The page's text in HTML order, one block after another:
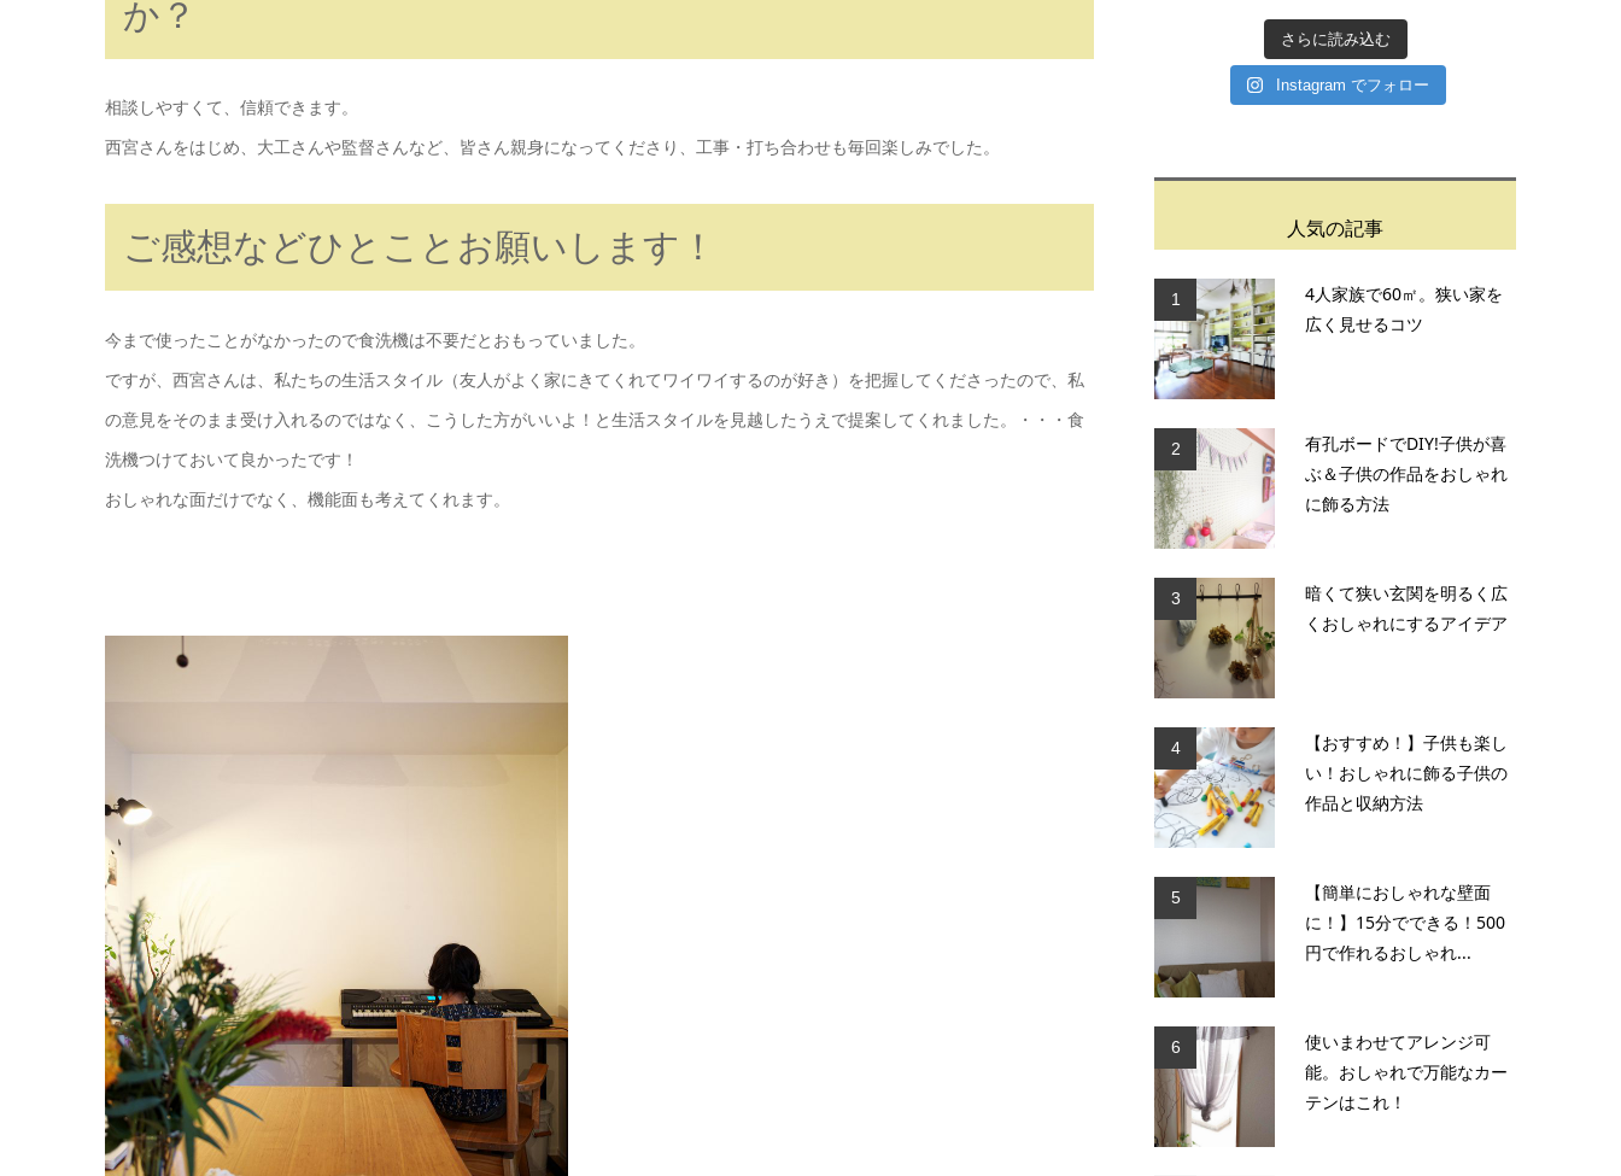
か？
相談しやすくて、信頼できます。
西宮さんをはじめ、大工さんや監督さんなど、皆さん親身になってくださり、工事・打ち合わせも毎回楽しみでした。
ご感想などひとことお願いします！
今まで使ったことがなかったので食洗機は不要だとおもっていました。
ですが、西宮さんは、私たちの生活スタイル（友人がよく家にきてくれてワイワイするのが好き）を把握してくださったので、私
の意見をそのまま受け入れるのではなく、こうした方がいいよ！と生活スタイルを見越したうえで提案してくれました。・・・食
洗機つけておいて良かったです！
おしゃれな面だけでなく、機能面も考えてくれます。
さらに読み込む
Instagram でフォロー
人気の記事
1
4人家族で60㎡。狭い家を
広く見せるコツ
2
有孔ボードでDIY!子供が喜
ぶ＆子供の作品をおしゃれ
に飾る方法
3
暗くて狭い玄関を明るく広
くおしゃれにするアイデア
4
【おすすめ！】子供も楽し
い！おしゃれに飾る子供の
作品と収納方法
5
【簡単におしゃれな壁面
に！】15分でできる！500
円で作れるおしゃれ...
6
使いまわせてアレンジ可
能。おしゃれで万能なカー
テンはこれ！